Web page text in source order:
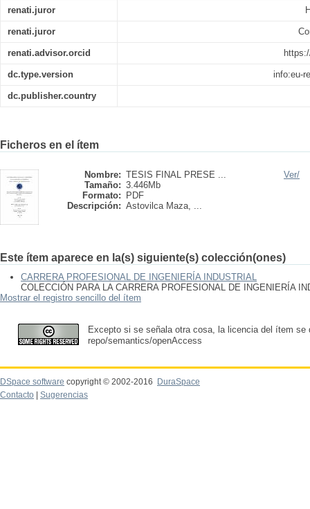
renati.juror
renati.juror
renati.advisor.orcid
dc.type.version info:eu-
dc.publisher.country
Ficheros en el ítem
Nombre: TESIS FINAL PRESE ...
Tamaño: 3.446Mb
Formato:
PDF
Descripción: Astovilca Maza, ...
Ver/
Este ítem aparece en la(s) siguiente(s) colección(ones)
CARRERA PROFESIONAL DE INGENIERÍA INDUSTRIAL
COLECCIÓN PARA LA CARRERA PROFESIONAL DE INGENIERÍA
Mostrar el registro sencillo del ítem
Excepto si se señala otra cosa, la licencia del ítem se
repo/semantics/openAccess
DSpace software copyright © 2002-2016
DuraSpace
Contacto
Sugerencias